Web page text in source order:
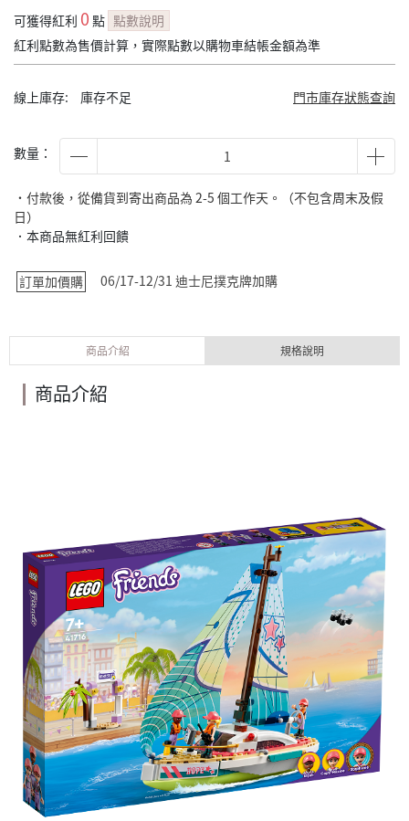
可獲得紅利 0 點 點數說明
紅利點數為售價計算，實際點數以購物車結帳金額為準
線上庫存: 庫存不足 門市庫存狀態查詢
數量：
˙付款後，從備貨到寄出商品為 2-5 個工作天。（不包含周末及假
日）
．本商品無紅利回饋
訂單加價購 06/17-12/31 迪士尼撲克牌加購
商品介紹 規格說明
商品介紹